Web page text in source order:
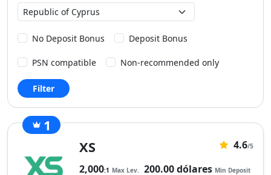
Country
No Deposit Bonus Deposit Bonus
PSN compatible Non-recommended only
Filter
XS
4,6 4.6/528
2,000:1 Max Lev. 200.00 dólares Min Deposit
1